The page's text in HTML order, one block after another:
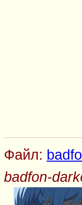
Файл:
badfon-